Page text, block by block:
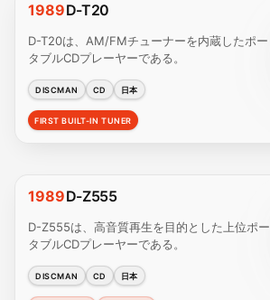
1989D-T20
D-T20は、AM/FMチューナーを内蔵したポー
タブルCDプレーヤーである。
DISCMAN CD 日本
FIRST BUILT-IN TUNER
1989D-Z555
D-Z555は、高音質再生を目的とした上位ポー
タブルCDプレーヤーである。
DISCMAN CD 日本